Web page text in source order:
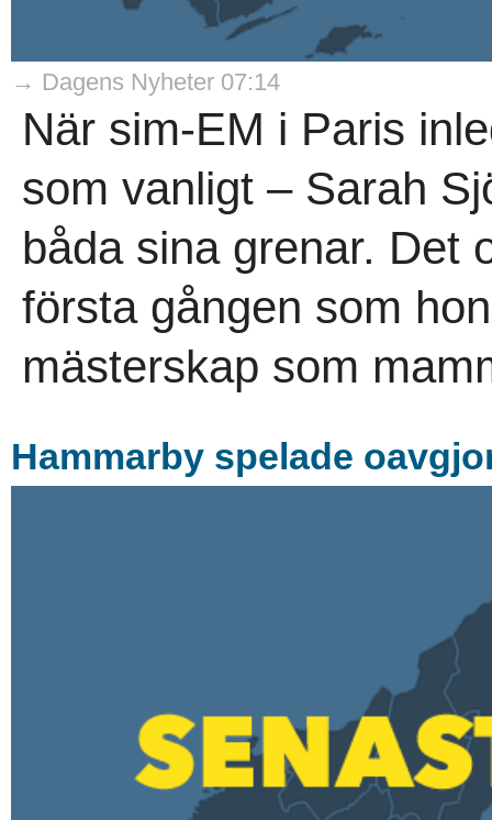
→ Dagens Nyheter 07:14
När sim-EM i Paris
som vanligt – Sarah
båda sina grenar. Det
första gången som
mästerskap som
Hammarby spelade